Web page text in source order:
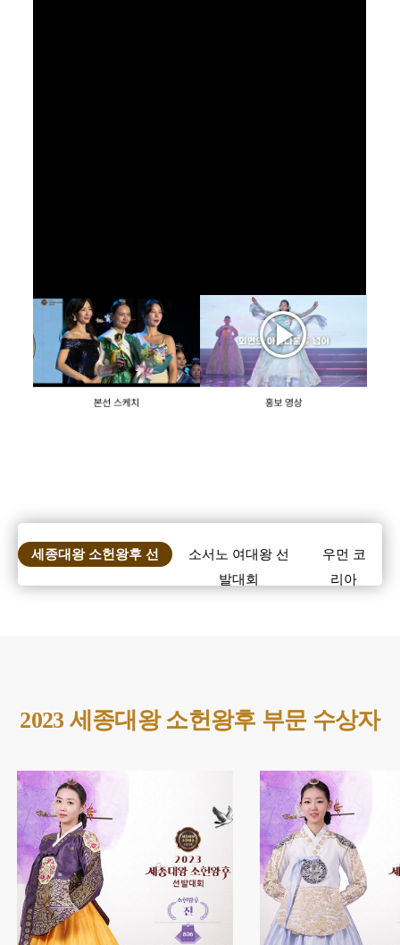
세종대왕 소헌왕후 선
소서노 여대왕 선
발대회
우먼 코
리아
2023 세종대왕 소헌왕후 부문 수상자